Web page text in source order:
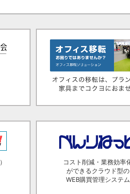
コスト削減・業務効率
ができるクラウド型の
WEB購買管理システム